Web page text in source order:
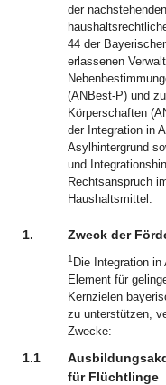
der
44 der
erlassenen
(ANBest-P) und
Körperschaften
der Integration in
Asylhintergrund
und
Rechtsanspruch
Haushaltsmittel.
1. Zweck der
1 Die Integration
Element für
Kernzielen
zu unterstützen,
Zwecke:
1.1
für Flüchtlinge